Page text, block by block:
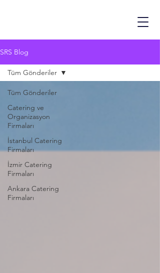
SRS Blog
Tüm Gönderiler
Catering ve
Organizasyon
Firmaları
İstanbul Catering
Firmaları
İzmir Catering
Firmaları
Ankara Catering
Firmaları
Tüm Gönderiler